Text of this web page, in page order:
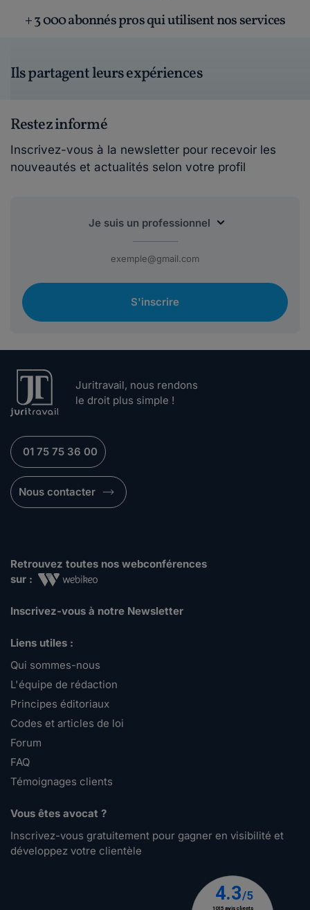
+ 3 000 abonnés pros qui utilisent nos services
Ils partagent leurs expériences
Restez informé
Inscrivez-vous à la newsletter pour recevoir les
nouveautés et actualités selon votre profil
S'inscrire
Juritravail, nous rendons
le droit plus simple !
01 75 75 36 00
Nous contacter
Retrouvez toutes nos webconférences
sur :
Inscrivez-vous à notre Newsletter
Liens utiles :
Qui sommes-nous
L'équipe de rédaction
Principes éditoriaux
Codes et articles de loi
Forum
FAQ
Témoignages clients
Vous êtes avocat ?
Inscrivez-vous gratuitement pour gagner en visibilité et
développez votre clientèle